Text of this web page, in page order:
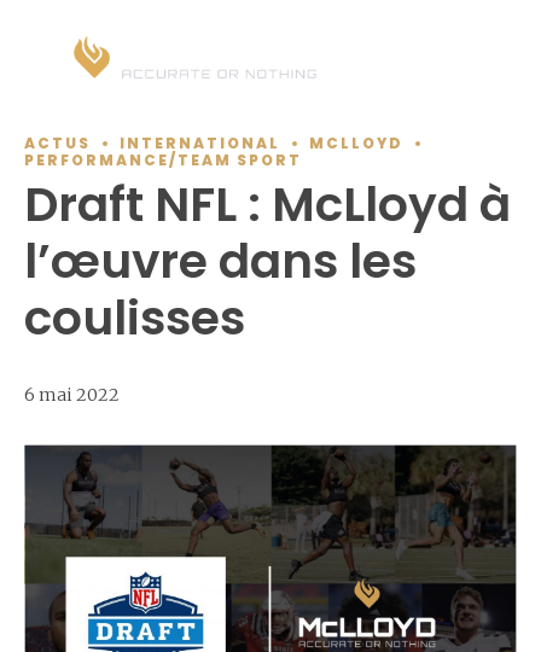
ACTUS INTERNATIONAL
MCLLOYD
PERFORMANCE/TEAM SPORT
Draft NFL : McLloyd à
l’œuvre dans les
coulisses
6 mai 2022